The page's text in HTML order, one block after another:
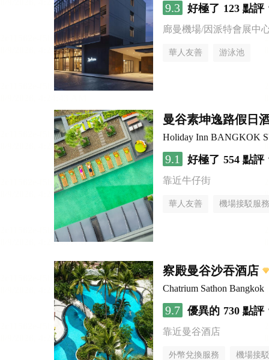
9.3 好極了 123 點評
廊曼機場/因派特會展中
華人友善 游泳池
曼谷素坤逸路假日
Holiday Inn BANGKOK
9.1 好極了 554 點評
靠近牛仔街
華人友善 機場接駁服務
察殿曼谷沙吞酒店
Chatrium Sathon Bangkok
9.7 優異的 730 點評
靠近曼谷酒店
外幣兌換服務 機場接